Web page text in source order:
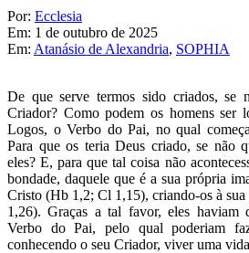
Por: Ecclesia
Em: 1 de outubro de 2025
Em: Atanásio de Alexandria, SOPHIA
De que serve termos sido criados, se
Criador? Como podem os homens ser
Logos, o Verbo do Pai, no qual
Para que os teria Deus criado, se não
eles? E, para que tal coisa não
bondade, daquele que é a sua própria
Cristo (Hb 1,2; Cl 1,15), criando-os à sua
1,26). Graças a tal favor, eles haviam
Verbo do Pai, pelo qual poderiam
conhecendo o seu Criador, viver uma